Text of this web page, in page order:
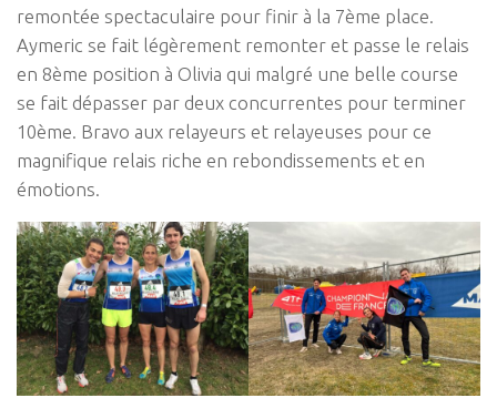
remontée spectaculaire pour finir à la 7ème place.
Aymeric se fait légèrement remonter et passe le relais
en 8ème position à Olivia qui malgré une belle course
se fait dépasser par deux concurrentes pour terminer
10ème. Bravo aux relayeurs et relayeuses pour ce
magnifique relais riche en rebondissements et en
émotions.